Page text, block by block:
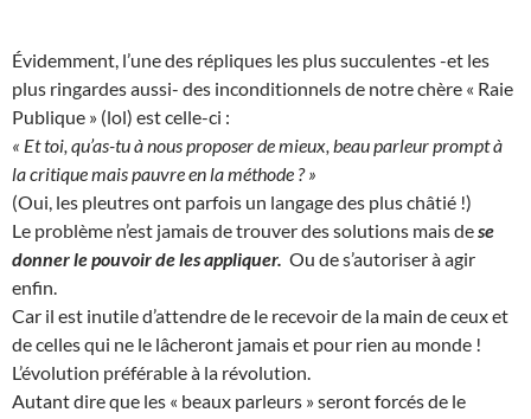
Évidemment, l’une des répliques les plus succulentes -et les
plus ringardes aussi- des inconditionnels de notre chère « Raie
Publique » (lol) est celle-ci :
« Et toi, qu’as-tu à nous proposer de mieux, beau parleur prompt à
la critique mais pauvre en la méthode ? »
(Oui, les pleutres ont parfois un langage des plus châtié !)
Le problème n’est jamais de trouver des solutions mais dese
donner le pouvoir de les appliquer. Ou de s’autoriser à agir
enfin.
Car il est inutile d’attendre de le recevoir de la main de ceux et
de celles qui ne le lâcheront jamais et pour rien au monde !
L’évolution préférable à la révolution.
Autant dire que les « beaux parleurs » seront forcés de le